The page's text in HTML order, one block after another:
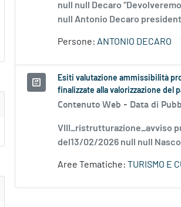
null null Decaro
null Antonio Decaro
Persone: ANTONIO DECARO
Esiti valutazione ammissibilità
finalizzate alla valorizzazione del
Contenuto Web - Data di
VIII_ristrutturazione_avviso
del13/02/2026 null null
Aree Tematiche: TURISMO E